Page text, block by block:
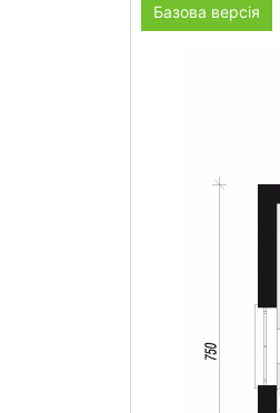
Базова версія